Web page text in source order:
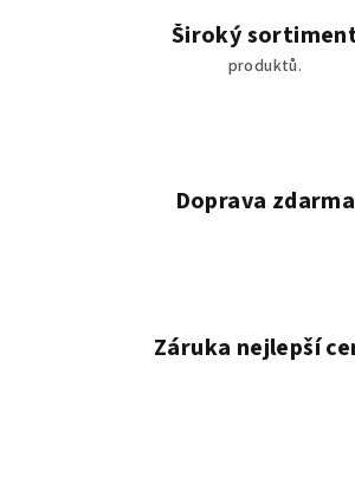
í
p
r
ý
Široký
produktů.
Doprava zdarma
Záruka nejlepší